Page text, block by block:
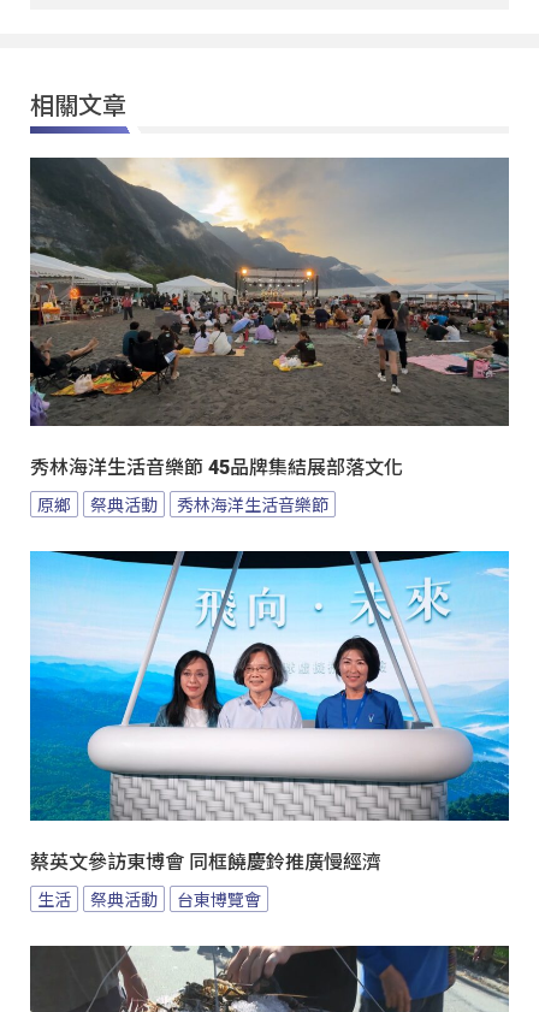
相關文章
秀林海洋生活音樂節 45品牌集結展部落文化
原鄉 祭典活動 秀林海洋生活音樂節
蔡英文參訪東博會 同框饒慶鈴推廣慢經濟
生活 祭典活動 台東博覽會